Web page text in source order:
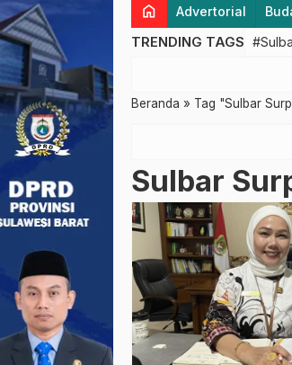
home Advertorial
TRENDING TAGS
Beranda » Tag "Sulbar
Sulbar